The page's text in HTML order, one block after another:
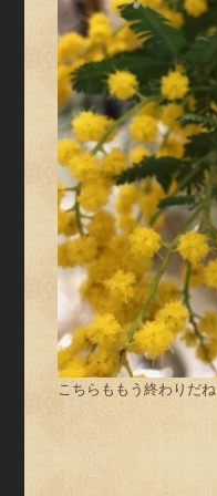
こちらももう終わりだね